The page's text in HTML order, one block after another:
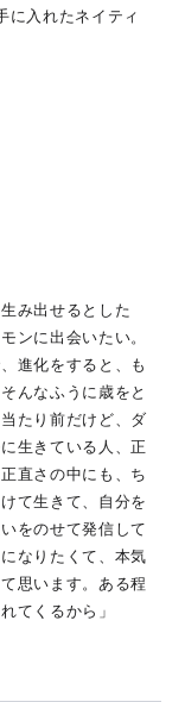
に入れたネイティ
み出せるとした
ンに出会いたい。
進化をすると、も
んなふうに歳をと
たり前だけど、ダ
生きている人、正
直さの中にも、ち
て生きて、自分を
をのせて発信して
なりたくて、本気
思います。ある程
てくるから」